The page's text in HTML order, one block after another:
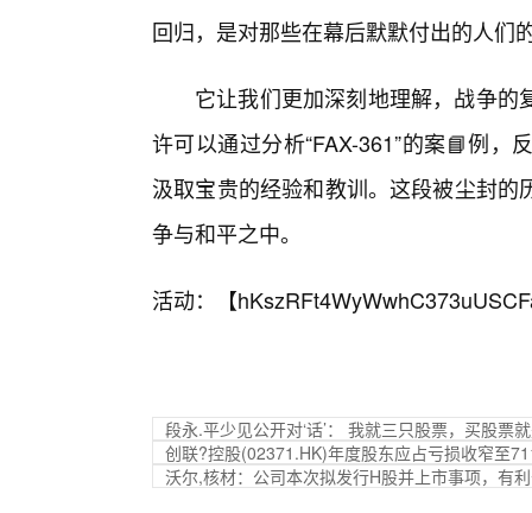
回归，是对那些在幕后默默付出的人们
它让我们更加深刻地理解，战争
许可以通过分析“FAX-361”的案📘例
汲取宝贵的经验和教训。这段被尘封
争与和平之中。
活动：【
段永.平少见公开对‘话’： 我就三只股票，买股票
创联?控股(02371.HK)年度股东应占亏损收窄至
沃尔,核材：公司本次拟发行H股并上市事项，有